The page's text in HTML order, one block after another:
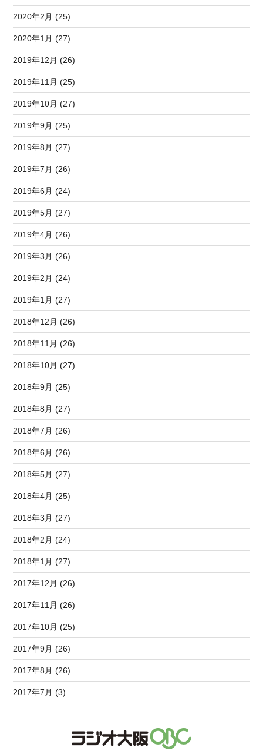
2020年2月 (25)
2020年1月 (27)
2019年12月 (26)
2019年11月 (25)
2019年10月 (27)
2019年9月 (25)
2019年8月 (27)
2019年7月 (26)
2019年6月 (24)
2019年5月 (27)
2019年4月 (26)
2019年3月 (26)
2019年2月 (24)
2019年1月 (27)
2018年12月 (26)
2018年11月 (26)
2018年10月 (27)
2018年9月 (25)
2018年8月 (27)
2018年7月 (26)
2018年6月 (26)
2018年5月 (27)
2018年4月 (25)
2018年3月 (27)
2018年2月 (24)
2018年1月 (27)
2017年12月 (26)
2017年11月 (26)
2017年10月 (25)
2017年9月 (26)
2017年8月 (26)
2017年7月 (3)